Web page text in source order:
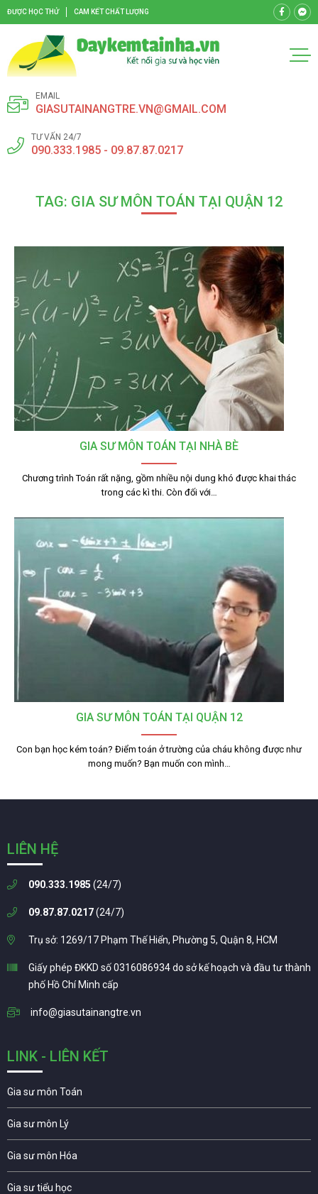
ĐƯỢC HỌC THỬ CAM KẾT CHẤT LƯỢNG
EMAIL
GIASUTAINANGTRE.VN@GMAIL.COM
TƯ VẤN 24/7
090.333.1985 - 09.87.87.0217
TAG: GIA SƯ MÔN TOÁN TẠI QUẬN 12
GIA SƯ MÔN TOÁN TẠI NHÀ BÈ
Chương trình Toán rất nặng, gồm nhiều nội dung khó được khai thác
trong các kì thi. Còn đối với…
GIA SƯ MÔN TOÁN TẠI QUẬN 12
Con bạn học kém toán? Điểm toán ở trường của cháu không được như
mong muốn? Bạn muốn con mình…
LIÊN HỆ
090.333.1985 (24/7)
09.87.87.0217(24/7)
Trụ sở: 1269/17 Phạm Thế Hiển, Phường 5, Quận 8, HCM
Giấy phép ĐKKD số 0316086934 do sở kế hoạch và đầu tư thành
phố Hồ Chí Minh cấp
info@giasutainangtre.vn
LINK - LIÊN KẾT
Gia sư môn Toán
Gia sư môn Lý
Gia sư môn Hóa
Gia sư tiểu học